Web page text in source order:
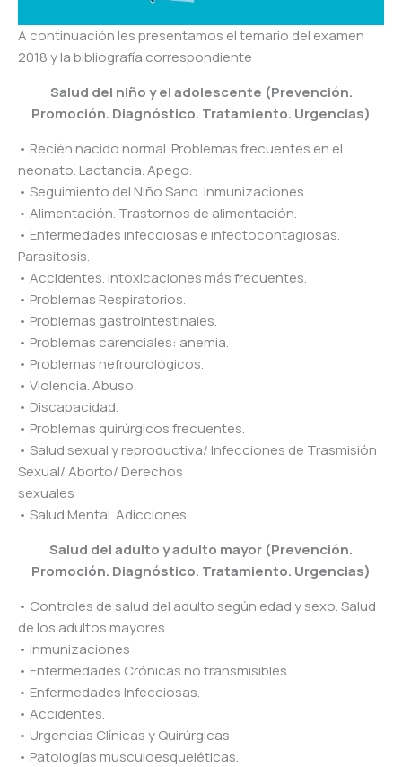
A continuación les presentamos el temario del examen
2018 y la bibliografía correspondiente
Salud del niño y el adolescente (Prevención.
Promoción. Diagnóstico. Tratamiento. Urgencias)
• Recién nacido normal. Problemas frecuentes en el
neonato. Lactancia. Apego.
• Seguimiento del Niño Sano. Inmunizaciones.
• Alimentación. Trastornos de alimentación.
• Enfermedades infecciosas e infectocontagiosas.
Parasitosis.
• Accidentes. Intoxicaciones más frecuentes.
• Problemas Respiratorios.
• Problemas gastrointestinales.
• Problemas carenciales: anemia.
• Problemas nefrourológicos.
• Violencia. Abuso.
• Discapacidad.
• Problemas quirúrgicos frecuentes.
• Salud sexual y reproductiva/ Infecciones de Trasmisión
Sexual/ Aborto/ Derechos
sexuales
• Salud Mental. Adicciones.
Salud del adulto y adulto mayor (Prevención.
Promoción. Diagnóstico. Tratamiento. Urgencias)
• Controles de salud del adulto según edad y sexo. Salud
de los adultos mayores.
• Inmunizaciones
• Enfermedades Crónicas no transmisibles.
• Enfermedades Infecciosas.
• Accidentes.
• Urgencias Clínicas y Quirúrgicas
• Patologías musculoesqueléticas.